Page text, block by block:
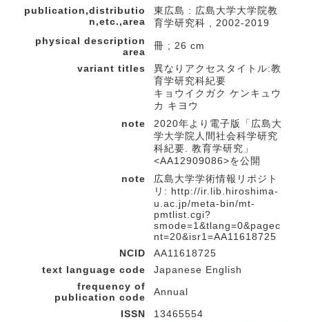
publication,distributio
n,etc.,area
東広島 : 広島大学大学院教
育学研究科 , 2002-2019
physical description
area
冊 ; 26 cm
variant titles
異なりアクセスタイトル:教
育学研究科紀要
キョウイクガク ケンキュウ
カ キヨウ
note
2020年より電子版「広島大
学大学院人間社会科学研究
科紀要. 教育学研究」
<AA12909086>を公開
note
広島大学学術情報リポジト
リ: http://ir.lib.hiroshima-
u.ac.jp/meta-bin/mt-
pmtlist.cgi?
smode=1&tlang=0&pagec
nt=20&isr1=AA11618725
NCID
AA11618725
text language code
Japanese English
frequency of
publication code
Annual
ISSN
13465554